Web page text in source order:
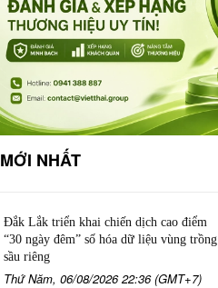
MỚI NHẤT
Đắk Lắk triển khai chiến dịch cao điểm
“30 ngày đêm” số hóa dữ liệu vùng trồng
sầu riêng
Thứ Năm, 06/08/2026 22:36 (GMT+7)